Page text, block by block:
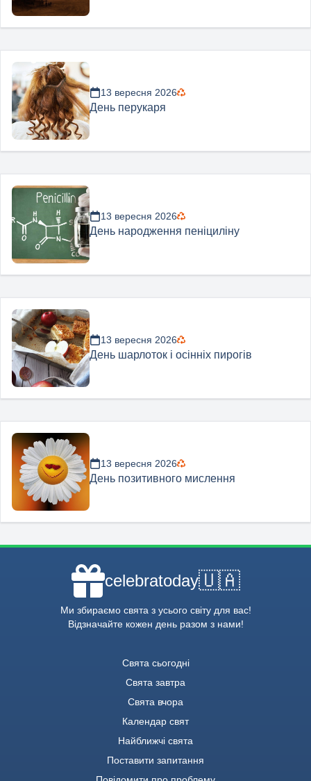
13 вересня 2026
День перукаря
13 вересня 2026
День народження пеніциліну
13 вересня 2026
День шарлоток і осінніх пирогів
13 вересня 2026
День позитивного мислення
celebratoday🇺🇦
Ми збираємо свята з усього світу для вас!
Відзначайте кожен день разом з нами!
Свята сьогодні
Свята завтра
Свята вчора
Календар свят
Найближчі свята
Поставити запитання